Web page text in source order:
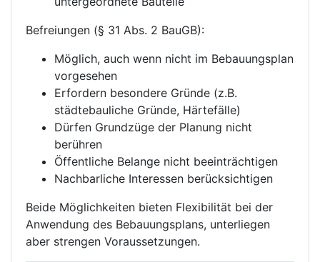
Befreiungen (§ 31 Abs. 2 BauGB):
Möglich, auch wenn nicht im Bebauungsplan
vorgesehen
Erfordern besondere Gründe (z.B.
städtebauliche Gründe, Härtefälle)
Dürfen Grundzüge der Planung nicht
berühren
Öffentliche Belange nicht beeinträchtigen
Nachbarliche Interessen berücksichtigen
Beide Möglichkeiten bieten Flexibilität bei der
Anwendung des Bebauungsplans, unterliegen
aber strengen Voraussetzungen.